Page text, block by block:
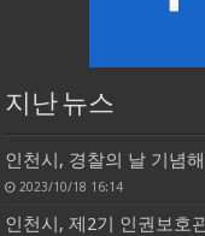
지난 뉴스
인천시, 경찰의 날 기념
2023/10/18 16:14
인천시, 제2기 인권보호